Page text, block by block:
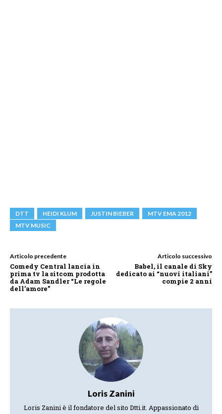
DTT HEIDI KLUM JUSTIN BIEBER
MTV EMA 2012
MTV MUSIC
Articolo precedente
Comedy Central lancia in
prima tv la sitcom prodotta
da Adam Sandler “Le regole
dell’amore”
Articolo successivo
Babel, il canale di Sky
dedicato ai “nuovi italiani”
compie 2 anni
Loris Zanini
Loris Zanini è il fondatore del sito Dtti.it. Appassionato di